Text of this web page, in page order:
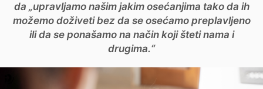
da „upravljamo našim jakim osećanjima tako da ih
možemo doživeti bez da se osećamo preplavljeno
ili da se ponašamo na način koji šteti nama i
drugima.“